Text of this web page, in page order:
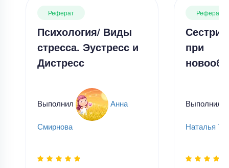
Реферат
Психология/ Виды
стресса. Эустресс и
Дистресс
Выполнил Анна
Смирнова
Реферат
при
Выполнил
Наталья